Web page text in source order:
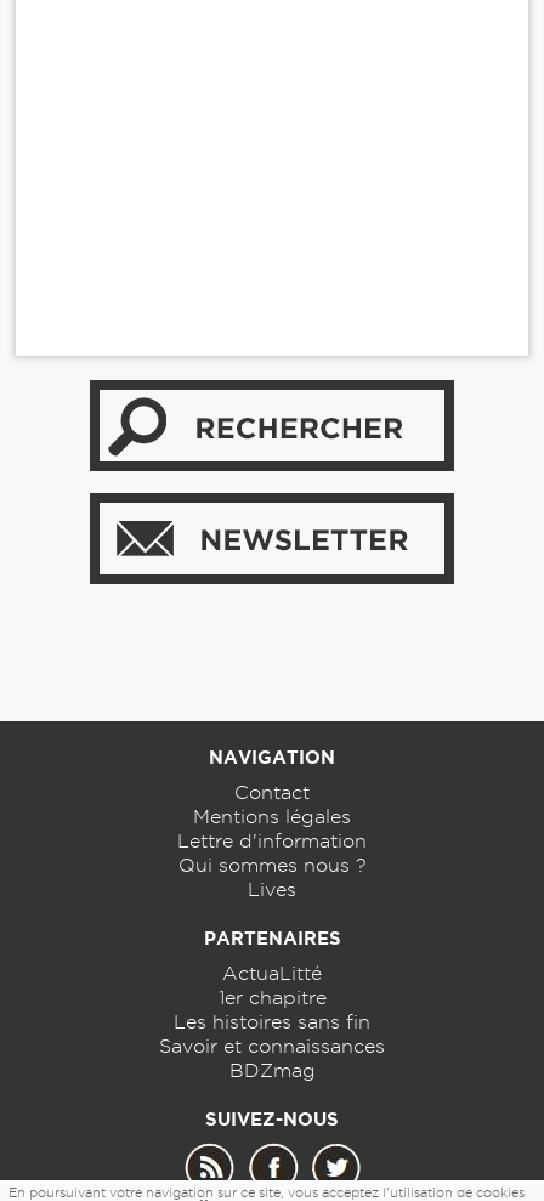
NAVIGATION
Contact
Mentions légales
Lettre d'information
Qui sommes nous ?
Lives
PARTENAIRES
ActuaLitté
1er chapitre
Les histoires sans fin
Savoir et connaissances
BDZmag
SUIVEZ-NOUS
En poursuivant votre navigation sur ce site, vous acceptez l'utilisation de cookies